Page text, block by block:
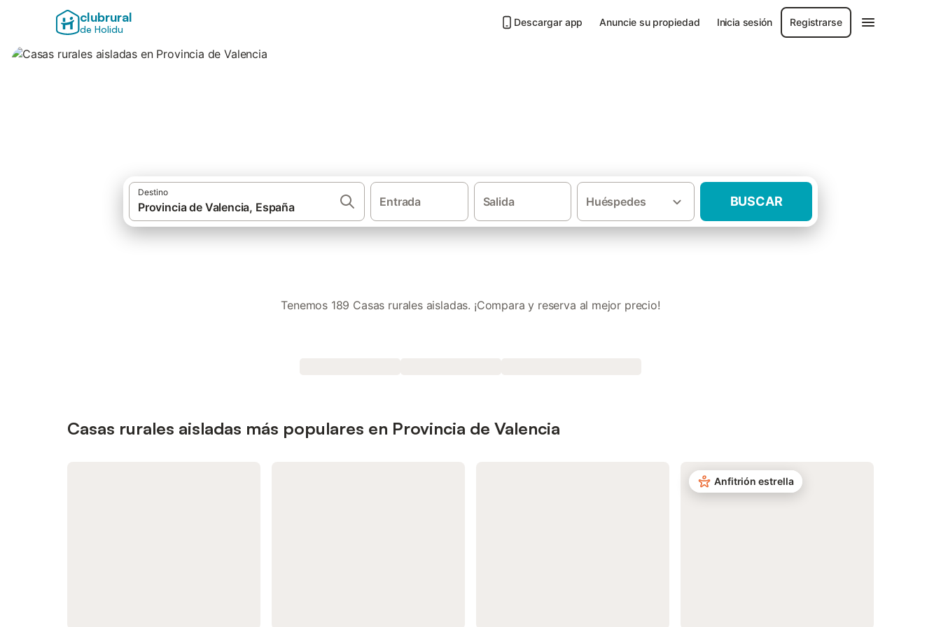
clubrural
de Holidu
Descargar app Anuncie su propiedad Inicia sesión Registrarse
Destino
Entrada Salida Huéspedes BUSCAR
Tenemos 189 Casas rurales aisladas. ¡Compara y reserva al mejor precio!
Casas rurales aisladas más populares en Provincia de Valencia
Anfitrión estrella